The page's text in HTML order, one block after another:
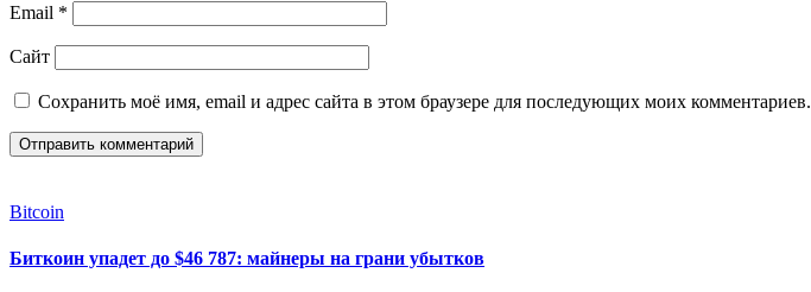
Email *
Сайт
Сохранить моё имя, email и адрес сайта в этом браузере для последующих моих комментариев.
Bitcoin
Биткоин упадет до $46 787: майнеры на грани убытков